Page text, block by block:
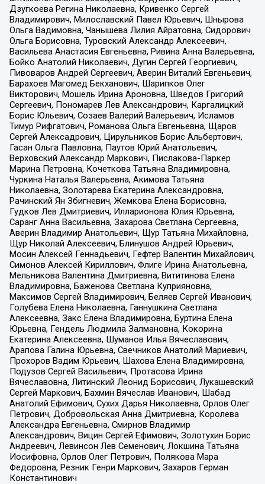
Дзугкоева Регина Николаевна, Кривенко Сергей
Владимирович, Милославский Павел Юрьевич, Шнырова
Ольга Вадимовна, Чанышева Лилия Айратовна, Сидорович
Ольга Борисовна, Туровский Александр Алексеевич,
Васильева Анастасия Евгеньевна, Ривина Анна Валерьевна,
Бойко Анатолий Николаевич, Дугин Сергей Георгиевич,
Пивоваров Андрей Сергеевич, Аверин Виталий Евгеньевич,
Барахоев Магомед Бекханович, Шарипков Олег
Викторович, Мошель Ирина Ароновна, Шведов Григорий
Сергеевич, Пономарев Лев Александрович, Каргалицкий
Борис Юльевич, Созаев Валерий Валерьевич, Исламов
Тимур Рифгатович, Романова Ольга Евгеньевна, Щаров
Сергей Алексадрович, Цирульников Борис Альбертович,
Гасан Ольга Павловна, Паутов Юрий Анатольевич,
Верховский Александр Маркович, Пислакова-Паркер
Марина Петровна, Кочеткова Татьяна Владимировна,
Чуркина Наталья Валерьевна, Акимова Татьяна
Николаевна, Золотарева Екатерина Александровна,
Рачинский Ян Збигневич, Жемкова Елена Борисовна,
Гудков Лев Дмитриевич, Илларионова Юлия Юрьевна,
Саранг Анна Васильевна, Захарова Светлана Сергеевна,
Аверин Владимир Анатольевич, Щур Татьяна Михайловна,
Щур Николай Алексеевич, Блинушов Андрей Юрьевич,
Мосин Алексей Геннадьевич, Гефтер Валентин Михайлович,
Симонов Алексей Кириллович, Флиге Ирина Анатольевна,
Мельникова Валентина Дмитриевна, Вититинова Елена
Владимировна, Баженова Светлана Куприяновна,
Максимов Сергей Владимирович, Беляев Сергей Иванович,
Голубева Елена Николаевна, Ганнушкина Светлана
Алексеевна, Закс Елена Владимировна, Буртина Елена
Юрьевна, Гендель Людмила Залмановна, Кокорина
Екатерина Алексеевна, Шуманов Илья Вячеславович,
Арапова Галина Юрьевна, Свечников Анатолий Мариевич,
Прохоров Вадим Юрьевич, Шахова Елена Владимировна,
Подузов Сергей Васильевич, Протасова Ирина
Вячеславовна, Литинский Леонид Борисович, Лукашевский
Сергей Маркович, Бахмин Вячеслав Иванович, Шабад
Анатолий Ефимович, Сухих Дарья Николаевна, Орлов Олег
Петрович, Добровольская Анна Дмитриевна, Королева
Александра Евгеньевна, Смирнов Владимир
Александрович, Вицин Сергей Ефимович, Золотухин Борис
Андреевич, Левинсон Лев Семенович, Локшина Татьяна
Иосифовна, Орлов Олег Петрович, Полякова Мара
Федоровна, Резник Генри Маркович, Захаров Герман
Константинович